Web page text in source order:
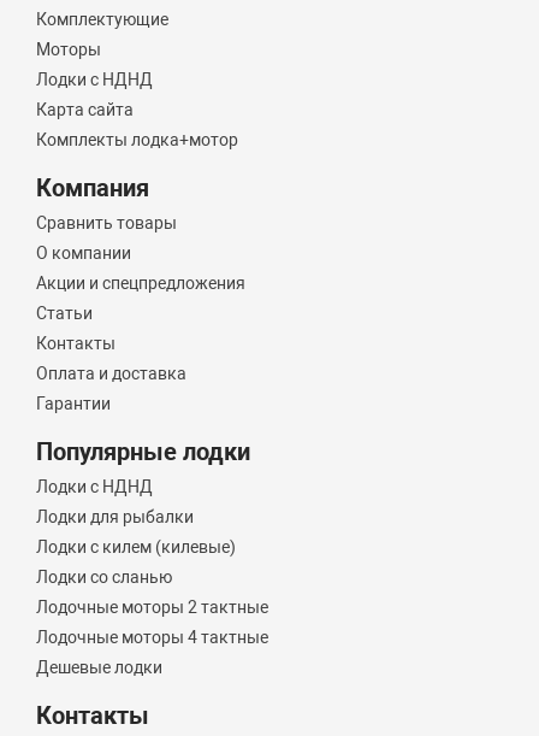
Комплектующие
Моторы
Лодки с НДНД
Карта сайта
Комплекты лодка+мотор
Компания
Сравнить товары
О компании
Акции и спецпредложения
Статьи
Контакты
Оплата и доставка
Гарантии
Популярные лодки
Лодки с НДНД
Лодки для рыбалки
Лодки с килем (килевые)
Лодки со сланью
Лодочные моторы 2 тактные
Лодочные моторы 4 тактные
Дешевые лодки
Контакты